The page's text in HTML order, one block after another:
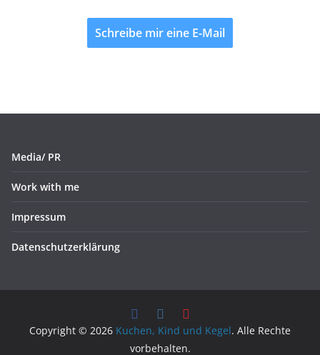
Schreibe mir eine E-Mail
Media/ PR
Work with me
Impressum
Datenschutzerklärung
Copyright © 2026 Kuchen, Kind und Kegel. Alle Rechte
vorbehalten.